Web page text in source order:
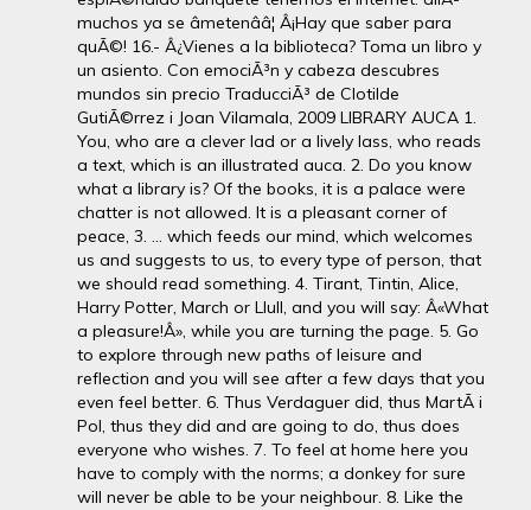
muchos ya se âmetenââ¦ Â¡Hay que saber para
quÃ©! 16.- Â¿Vienes a la biblioteca? Toma un libro y
un asiento. Con emociÃ³n y cabeza descubres
mundos sin precio TraducciÃ³ de Clotilde
GutiÃ©rrez i Joan Vilamala, 2009 LIBRARY AUCA 1.
You, who are a clever lad or a lively lass, who reads
a text, which is an illustrated auca. 2. Do you know
what a library is? Of the books, it is a palace were
chatter is not allowed. It is a pleasant corner of
peace, 3. ... which feeds our mind, which welcomes
us and suggests to us, to every type of person, that
we should read something. 4. Tirant, Tintin, Alice,
Harry Potter, March or Llull, and you will say: Â«What
a pleasure!Â», while you are turning the page. 5. Go
to explore through new paths of leisure and
reflection and you will see after a few days that you
even feel better. 6. Thus Verdaguer did, thus MartÃ­ i
Pol, thus they did and are going to do, thus does
everyone who wishes. 7. To feel at home here you
have to comply with the norms; a donkey for sure
will never be able to be your neighbour. 8. Like the